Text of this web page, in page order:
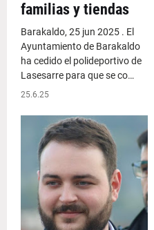
familias y tiendas
Barakaldo, 25 jun 2025 . El
Ayuntamiento de Barakaldo
ha cedido el polideportivo de
Lasesarre para que se co…
25.6.25